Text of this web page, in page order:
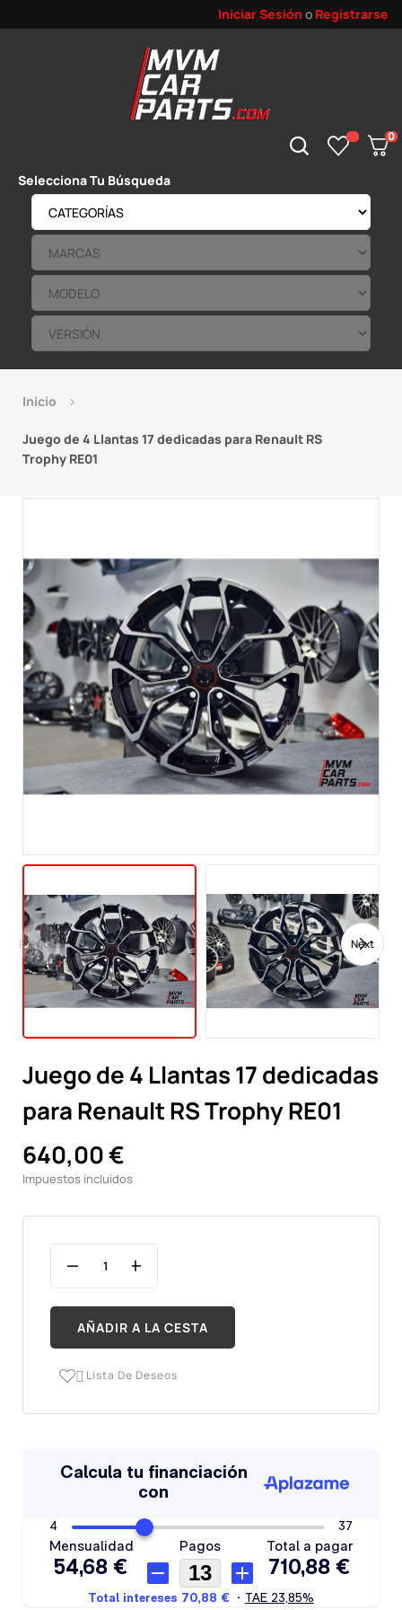
Iniciar Sesión o Registrarse
0
Selecciona Tu Búsqueda
Inicio
Juego de 4 Llantas 17 dedicadas para Renault RS
Trophy RE01
Previous Next
Juego de 4 Llantas 17 dedicadas
para Renault RS Trophy RE01
640,00 €
Impuestos incluidos
AÑADIR A LA CESTA
 Lista De Deseos